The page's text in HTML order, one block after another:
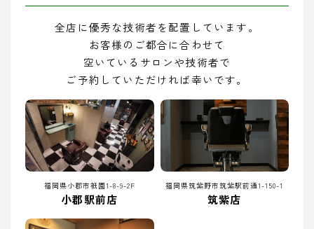
全店に優秀な技術者を配置しています。
お客様のご都合に合わせて
空いているサロンや技術者で
ご予約していただければ幸いです。
福岡県小郡市祇園1-8-9-2F
小郡駅前店
福岡県筑紫野市筑紫駅前通1-150-1
筑紫店